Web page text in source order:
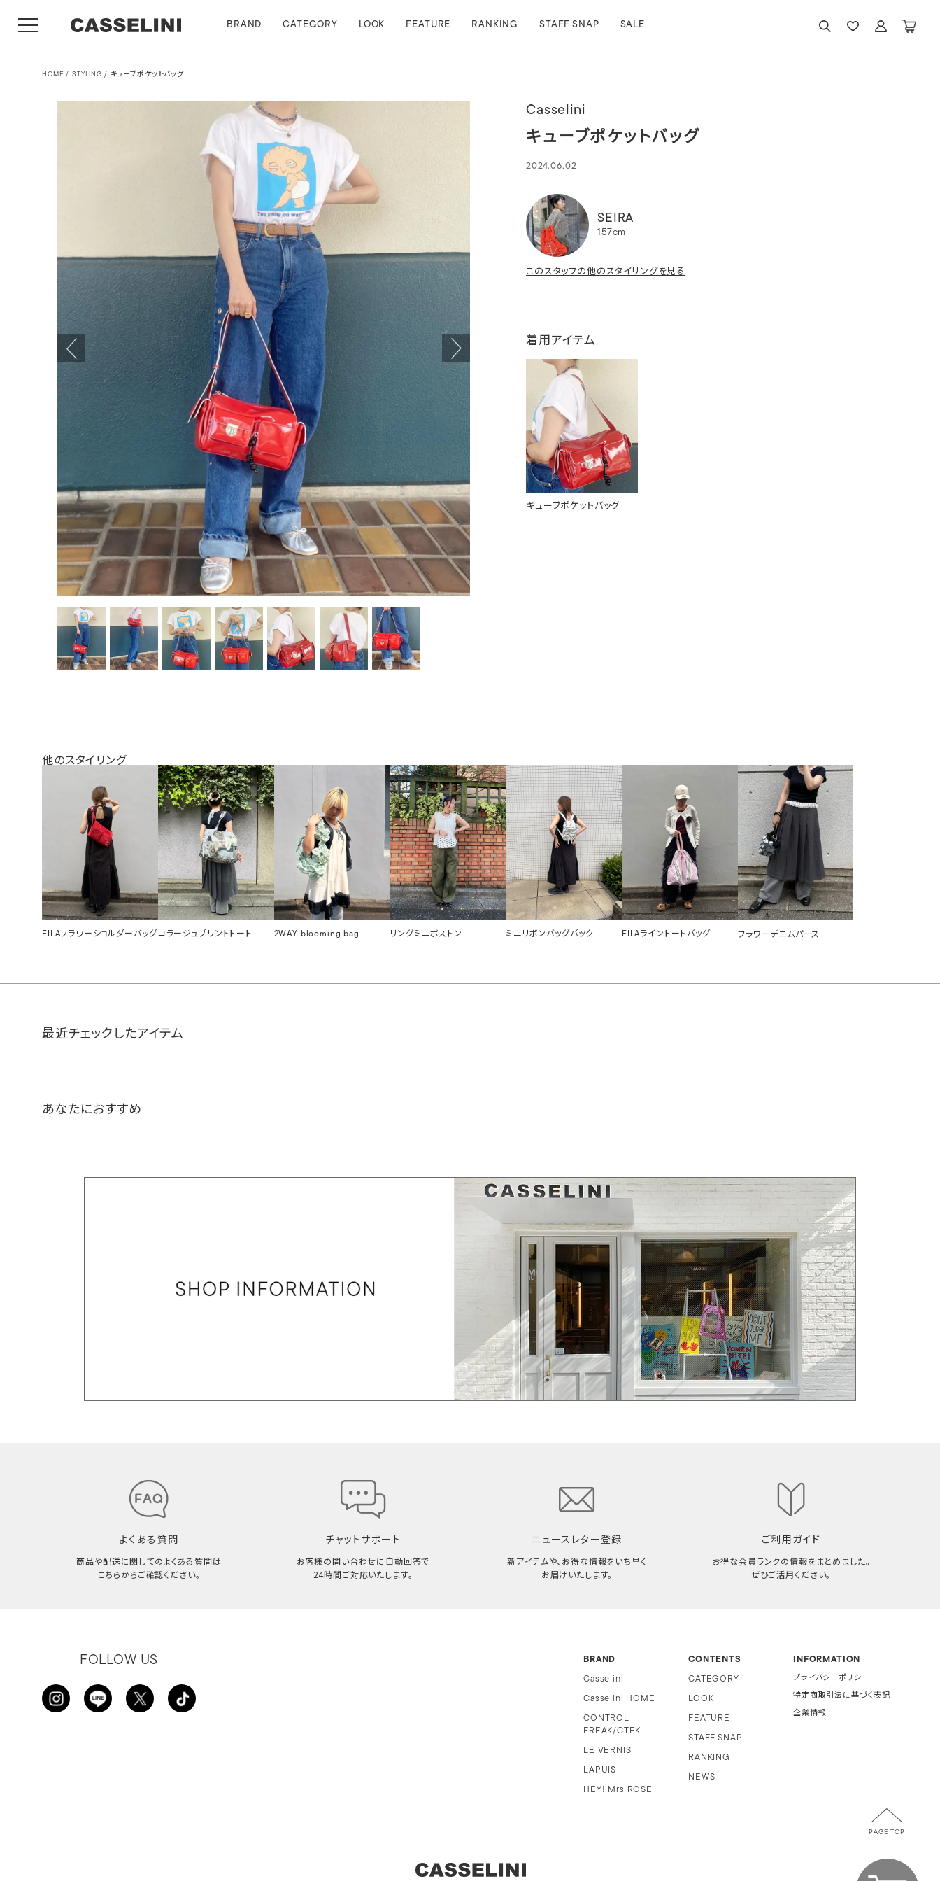
BRAND CATEGORY LOOK FEATURE RANKING STAFF SNAP SALE
HOME STYLING キューブポケットバッグ
Casselini
キューブポケットバッグ
2024.06.02
SEIRA
157cm
このスタッフの他のスタイリングを見る
着用アイテム
キューブポケットバッグ
他のスタイリング
FILAフラワーショルダーバッグ コラージュプリントトート 2WAY blooming bag リングミニボストン ミニリボンバッグパック FILAライントートバッグ フラワーデニムパース
最近チェックしたアイテム
あなたにおすすめ
よくある質問
商品や配送に関してのよくある質問は
こちらからご確認ください。
チャットサポート
お客様の問い合わせに自動回答で
24時間ご対応いたします。
ニュースレター登録
新アイテムや、お得な情報をいち早く
お届けいたします。
ご利用ガイド
お得な会員ランクの情報をまとめました。
ぜひご活用ください。
FOLLOW US BRAND
Casselini
Casselini HOME
CONTROL
FREAK/CTFK
LE VERNIS
LAPUIS
HEY! Mrs ROSE
CONTENTS
CATEGORY
LOOK
FEATURE
STAFF SNAP
RANKING
NEWS
INFORMATION
プライバシーポリシー
特定商取引法に基づく表記
企業情報
PAGE TOP